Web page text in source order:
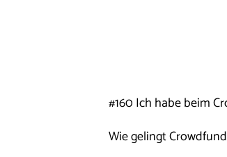
#160 Ich habe beim
Wie gelingt